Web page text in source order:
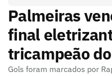
Palmeiras
final
tricampeão
Gols foram marcados por